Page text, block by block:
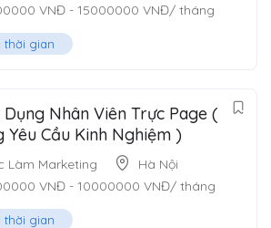
VNĐ - 15000000 VNĐ/ tháng
thời gian
Dụng Nhân Viên Trực Page (
Yêu Cầu Kinh Nghiệm )
Làm Marketing
Hà Nội
VNĐ - 10000000 VNĐ/ tháng
thời gian